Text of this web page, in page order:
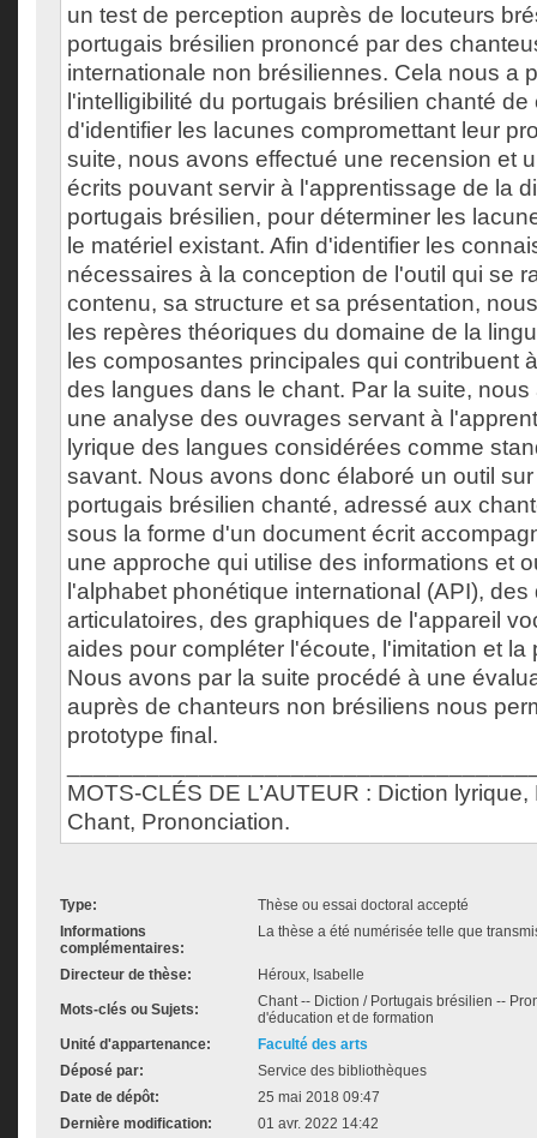
un test de perception auprès de locuteurs
portugais brésilien prononcé par des
internationale non brésiliennes. Cela nous a
l'intelligibilité du portugais brésilien chanté
d'identifier les lacunes compromettant leur
suite, nous avons effectué une recension et
écrits pouvant servir à l'apprentissage de la
portugais brésilien, pour déterminer les
le matériel existant. Afin d'identifier les
nécessaires à la conception de l'outil qui se
contenu, sa structure et sa présentation,
les repères théoriques du domaine de la
les composantes principales qui contribuent
des langues dans le chant. Par la suite,
une analyse des ouvrages servant à
lyrique des langues considérées comme
savant. Nous avons donc élaboré un outil
portugais brésilien chanté, adressé aux
sous la forme d'un document écrit
une approche qui utilise des informations et
l'alphabet phonétique international (API),
articulatoires, des graphiques de l'appareil
aides pour compléter l'écoute, l'imitation et la
Nous avons par la suite procédé à une
auprès de chanteurs non brésiliens nous
prototype final.
MOTS-CLÉS DE L’AUTEUR : Diction
Chant, Prononciation.
Type:
Thèse ou essai doctoral accepté
Informations
complémentaires:
La thèse a été numérisée telle que
Directeur de thèse: Héroux, Isabelle
Mots-clés ou Sujets:
Chant -- Diction / Portugais brésilien --
d'éducation et de formation
Unité d'appartenance:
Faculté des arts
Déposé par:
Service des bibliothèques
Date de dépôt:
25 mai 2018 09:47
Dernière modification:
01 avr. 2022 14:42